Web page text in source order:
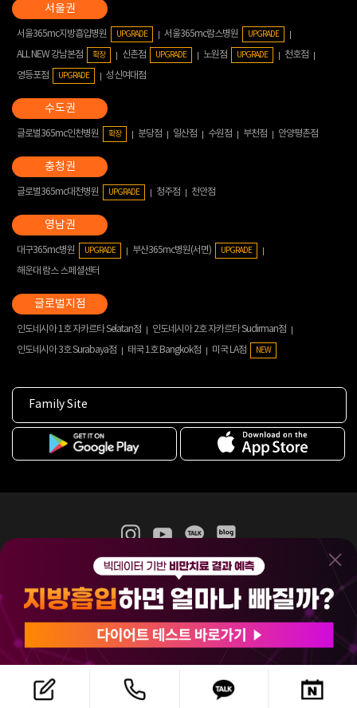
서울365mc지방흡입병원 UPGRADE 서울365mc람스병원 UPGRADE
ALL NEW 강남본점 확장 신촌점 UPGRADE 노원점 UPGRADE
천호점
영등포점
UPGRADE 성신여대점
글로벌365mc인천병원 확장 분당점 일산점 수원점 부천점 안양평촌점
글로벌365mc대전병원 UPGRADE 청주점 천안점
대구365mc병원 UPGRADE 부산365mc병원(서면) UPGRADE
해운대 람스 스페셜센터
인도네시아 1호 자카르타 Selatan점
인도네시아 2호 자카르타 Sudirman점
인도네시아 3호 Surabaya점
태국 1호 Bangkok점 미국 LA점 NEW
Family Site
365mc 병·의원 이용약관
홈페이지 이용약관
비급여진료수가
(주)365mcㅣ서울특별시 서초구 서초대로52길 7, 3~4층(서초동, 제일빌딩)
120-87-04354ㅣ김남철
COPYRIGHT(C) 2025 365mc. ALL RIGHTS RESERVED.